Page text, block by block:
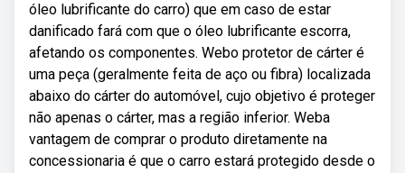
óleo lubrificante do carro) que em caso de estar
danificado fará com que o óleo lubrificante escorra,
afetando os componentes. Webo protetor de cárter é
uma peça (geralmente feita de aço ou fibra) localizada
abaixo do cárter do automóvel, cujo objetivo é proteger
não apenas o cárter, mas a região inferior. Weba
vantagem de comprar o produto diretamente na
concessionaria é que o carro estará protegido desde o